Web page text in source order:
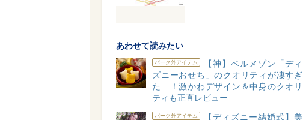
あわせて読みたい
パーク外アイテム
【神】ベルメゾン「ディ
ズニーおせち」のクオリティが凄すぎ
た…！激かわデザイン＆中身のクオリ
ティも正直レビュー
パーク外アイテム
【ディズニー結婚式】美